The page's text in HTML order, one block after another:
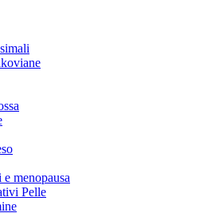
menopausa
Pelle